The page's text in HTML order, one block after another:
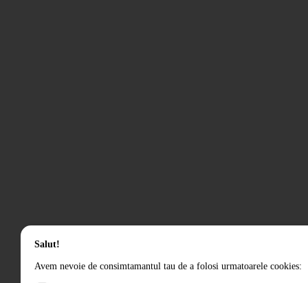
Salut!
Avem nevoie de consimtamantul tau de a folosi urmatoarele cookies: